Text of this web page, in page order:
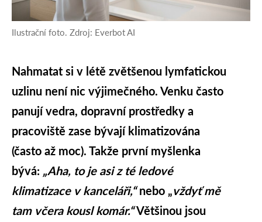
Ilustrační foto. Zdroj: Everbot AI
Nahmatat si v létě zvětšenou lymfatickou
uzlinu není nic výjimečného. Venku často
panují vedra, dopravní prostředky a
pracoviště zase bývají klimatizována
(často až moc). Takže první myšlenka
bývá: „Aha, to je asi z té ledové
klimatizace v kanceláři,“nebo „vždyť mě
tam včera kousl komár.“Většinou jsou